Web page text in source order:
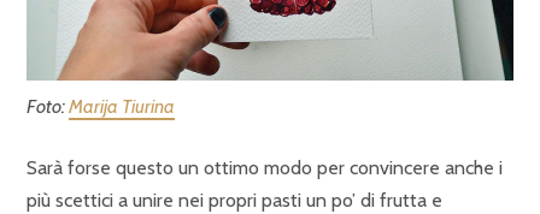
Foto:Marija Tiurina
Sarà forse questo un ottimo modo per convincere anche i
più scettici a unire nei propri pasti un po’ di frutta e